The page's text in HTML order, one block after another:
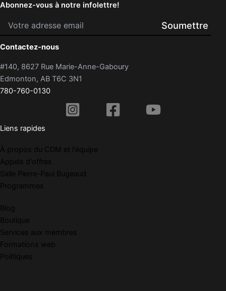
Abonnez-vous à notre infolettre!
Contactez-nous
#140, 8627 Rue Marie-Anne-Gaboury
Edmonton, AB T6C 3N1
780-760-0130
Liens rapides
À propos du CDM et l'équipe
Appels d'offres
Salle Pierre-Paul Bugeaud
Programmes
Blog
Boutique
Services aux membres
Formations web
Politiques